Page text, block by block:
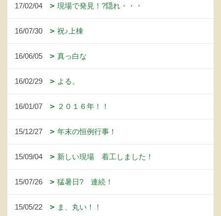
17/02/04 現場で発見！?隠れ・・・
16/07/30 祝♪上棟
16/06/05 真っ白な
16/02/29 よる。
16/01/07 ２０１６年！！
15/12/27 年末の恒例行事！
15/09/04 新しい現場 着工しました！
15/07/26 猛暑日? 連続！
15/05/22 ま、丸い！！